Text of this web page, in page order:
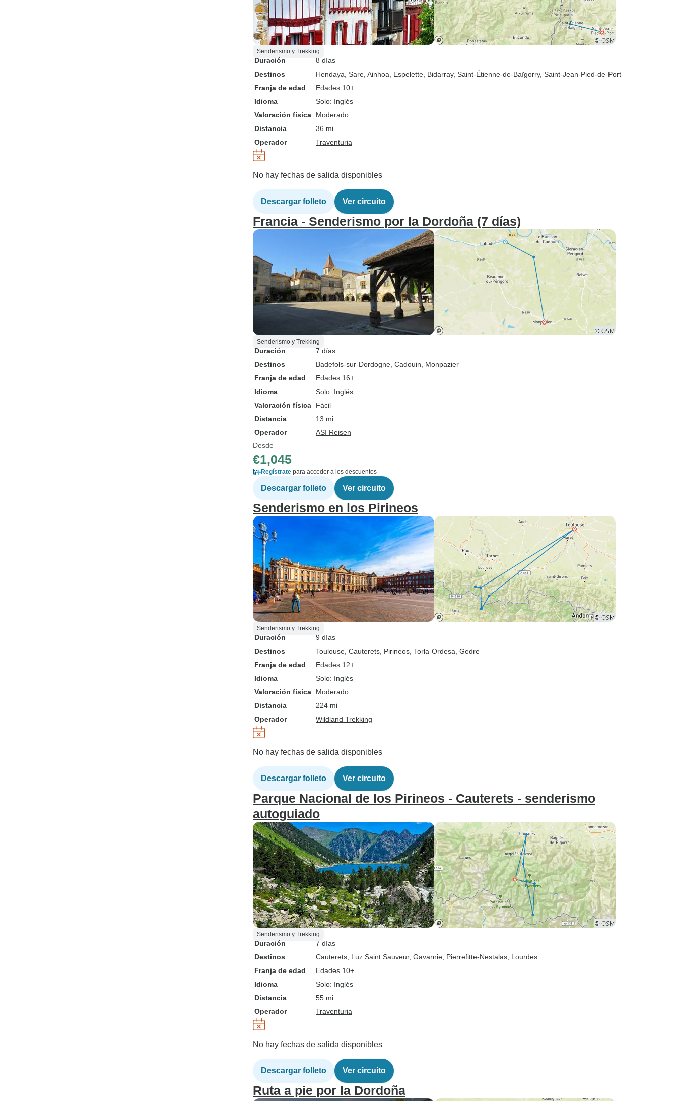
Senderismo y Trekking
Duración
8 días
Destinos
Hendaya , Sare , Ainhoa , Espelette , Bidarray, Saint-Étienne-de-Baïgorry, Saint-Jean-Pied-de-Port
Franja de edad
Edades 10+
Idioma
Solo: Inglés
Valoración física
Moderado
Distancia
36 mi
Operador
Traventuria
No hay fechas de salida disponibles
Descargar folleto Ver circuito
Francia - Senderismo por la Dordoña (7 días)
Senderismo y Trekking
Duración
7 días
Destinos
Badefols-sur-Dordogne , Cadouin , Monpazier
Franja de edad
Edades 16+
Idioma
Solo: Inglés
Valoración física
Fácil
Distancia
13 mi
Operador
ASI Reisen
Desde
€1,045
Regístrate para acceder a los descuentos
Descargar folleto Ver circuito
Senderismo en los Pirineos
Senderismo y Trekking
Duración
9 días
Destinos
Toulouse , Cauterets , Pirineos , Torla-Ordesa , Gedre
Franja de edad
Edades 12+
Idioma
Solo: Inglés
Valoración física
Moderado
Distancia
224 mi
Operador
Wildland Trekking
No hay fechas de salida disponibles
Descargar folleto Ver circuito
Parque Nacional de los Pirineos - Cauterets - senderismo
autoguiado
Senderismo y Trekking
Duración
7 días
Destinos
Cauterets , Luz Saint Sauveur, Gavarnie , Pierrefitte-Nestalas , Lourdes
Franja de edad
Edades 10+
Idioma
Solo: Inglés
Distancia
55 mi
Operador
Traventuria
No hay fechas de salida disponibles
Descargar folleto Ver circuito
Ruta a pie por la Dordoña